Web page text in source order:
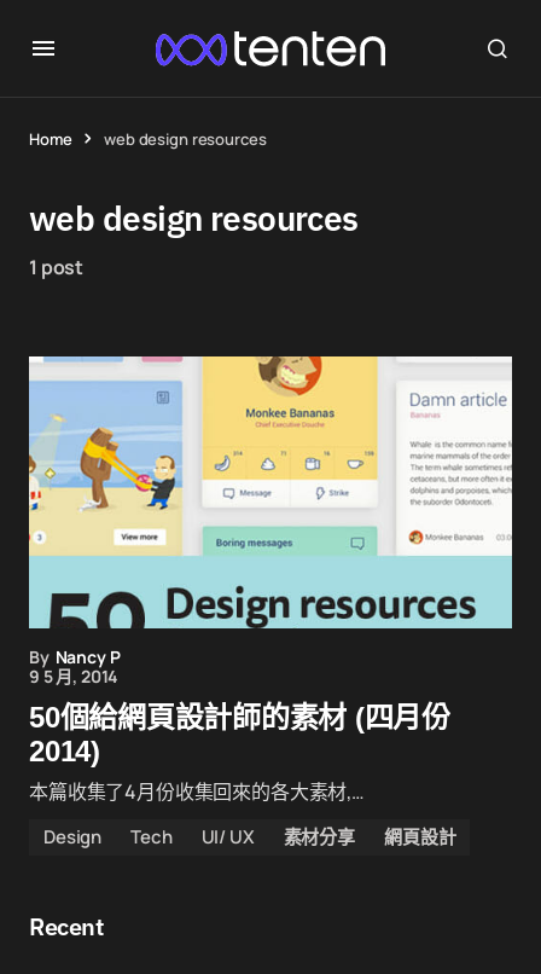
Home web design resources
web design resources
1 post
By Nancy P
9 5 月, 2014
50個給網頁設計師的素材 (四月份
2014)
本篇收集了4月份收集回來的各大素材,…
Design Tech UI/ UX 素材分享 網頁設計
Recent